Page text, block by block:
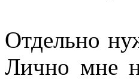
Отдельно
Лично мне